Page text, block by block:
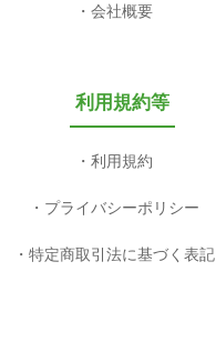
会社概要
利用規約等
利用規約
プライバシーポリシー
特定商取引法に基づく表記